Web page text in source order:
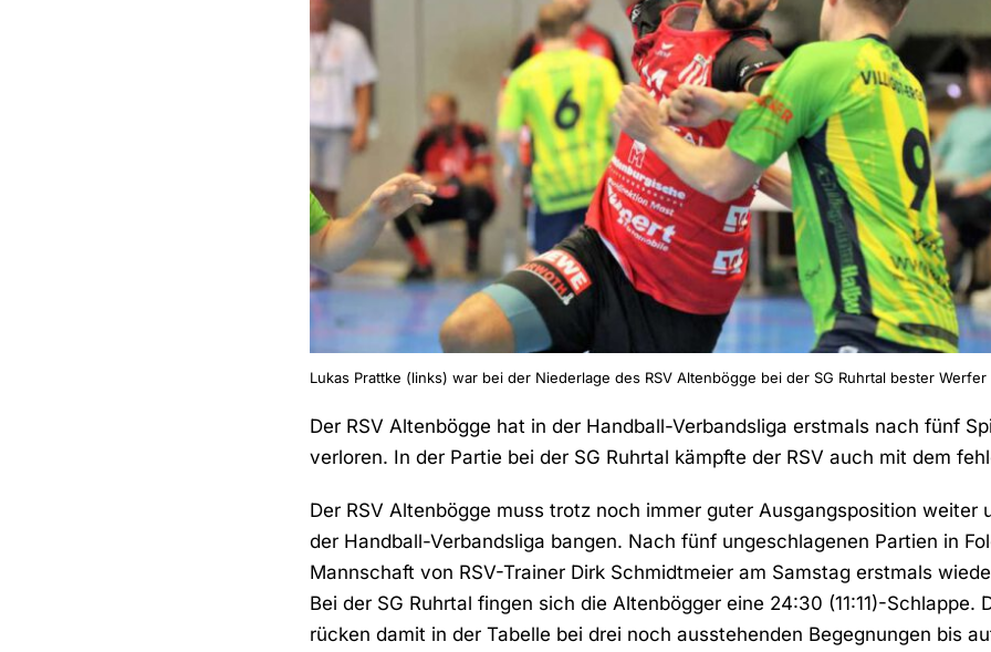
Lukas Prattke (links) war bei der Niederlage des RSV Altenbögge bei der SG Ruhrtal bester
Der RSV Altenbögge hat in der Handball-Verbandsliga erstmals nach fünf
verloren. In der Partie bei der SG Ruhrtal kämpfte der RSV auch mit dem
Der RSV Altenbögge muss trotz noch immer guter Ausgangsposition weiter
der Handball-Verbandsliga bangen. Nach fünf ungeschlagenen Partien in
Mannschaft von RSV-Trainer Dirk Schmidtmeier am Samstag erstmals
Bei der SG Ruhrtal fingen sich die Altenbögger eine 24:30 (11:11)-Schlappe.
rücken damit in der Tabelle bei drei noch ausstehenden Begegnungen bis